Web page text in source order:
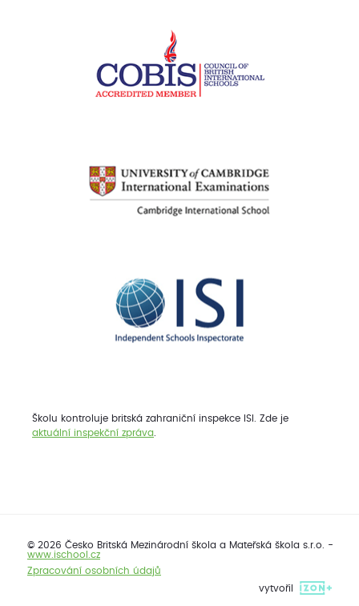
Školu kontroluje britská zahraniční inspekce ISI. Zde je
aktuální inspekční zpráva
© 2026 Česko Britská Mezinárodní škola a Mateřská škola s.r.o. -
www.ischool.cz
Zpracování osobních údajů
vytvořil